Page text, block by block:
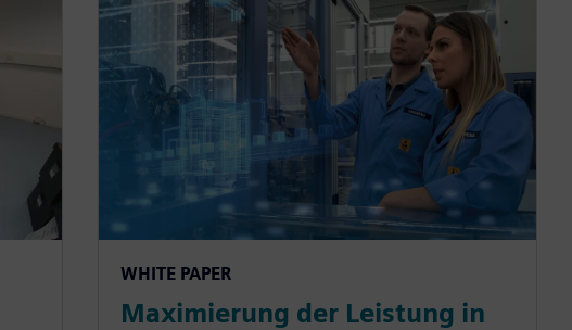
WHITE PAPER
Maximierung der Leistung in